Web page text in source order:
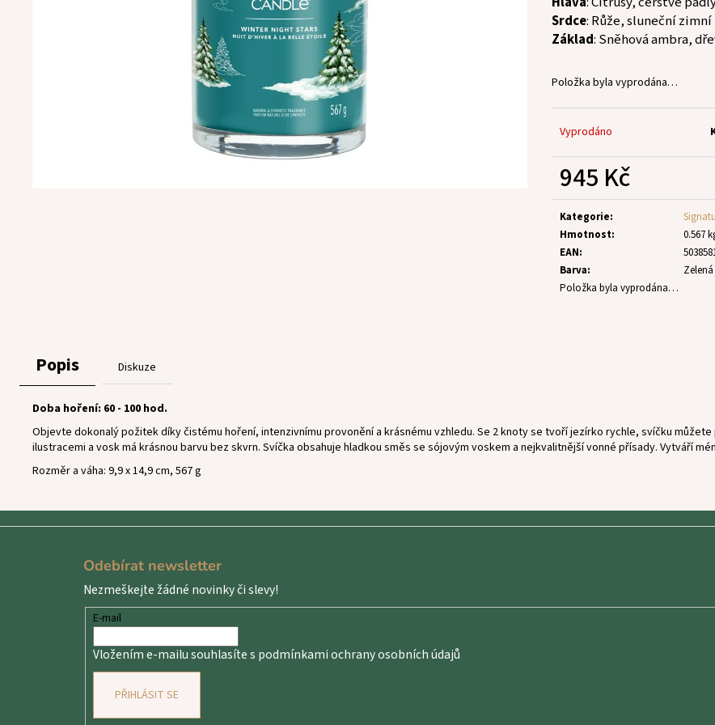
Srdce: Růže, sluneční
Základ: Sněhová ambra,
Položka byla vyprodána…
Vyprodáno
945 Kč
Měrná
cena:
Kategorie:
Hmotnost:
0.567
EAN:
Barva:
Zelená
Položka byla vyprodána…
Popis Diskuze
Doba hoření: 60 - 100 hod.
Objevte dokonalý požitek díky čistému hoření, intenzivnímu provonění a krásnému vzhledu. Se 2 knoty se tvoří jezírko rychle, svíčku
ilustracemi a vosk má krásnou barvu bez skvrn. Svíčka obsahuje hladkou směs se sójovým voskem a nejkvalitnější vonné přísady. Vytváří
Rozměr a váha: 9,9 x 14,9 cm, 567 g
Odebírat newsletter
Nezmeškejte žádné novinky či slevy!
E-mail
Vložením e-mailu souhlasíte s podmínkami ochrany osobních údajů
PŘIHLÁSIT SE